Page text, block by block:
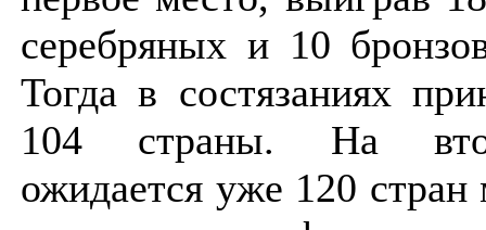
серебряных и 10
Тогда в состязаниях
104 страны. На
ожидается уже 120